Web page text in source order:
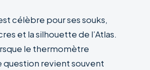
célèbre pour ses souks,
et la silhouette de l’Atlas.
le thermomètre
question revient souvent